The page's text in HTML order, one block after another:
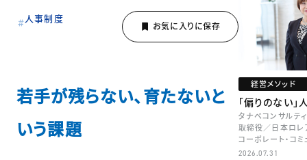
人事制度
若手が残らない、育たないと
いう課題
経営メソッド
「偏りのない
タナベコンサルテ
取締役／日本ロ
コーポレート・コ
本部長／キャリア
2026.07.31